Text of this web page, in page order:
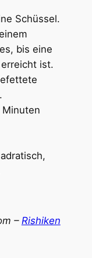
Schüssel.
bis eine
ist.
Minuten
– Rishiken